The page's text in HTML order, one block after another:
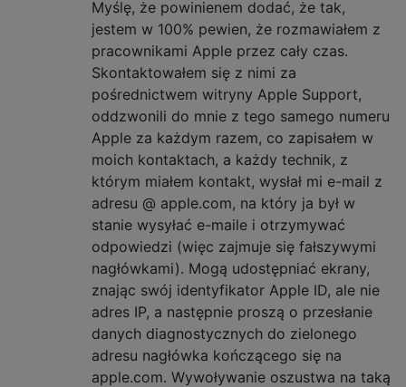
Myślę, że powinienem dodać, że tak,
jestem w 100% pewien, że rozmawiałem z
pracownikami Apple przez cały czas.
Skontaktowałem się z nimi za
pośrednictwem witryny Apple Support,
oddzwonili do mnie z tego samego numeru
Apple za każdym razem, co zapisałem w
moich kontaktach, a każdy technik, z
którym miałem kontakt, wysłał mi e-mail z
adresu @ apple.com, na który ja był w
stanie wysyłać e-maile i otrzymywać
odpowiedzi (więc zajmuje się fałszywymi
nagłówkami). Mogą udostępniać ekrany,
znając swój identyfikator Apple ID, ale nie
adres IP, a następnie proszą o przesłanie
danych diagnostycznych do zielonego
adresu nagłówka kończącego się na
apple.com. Wywoływanie oszustwa na taką